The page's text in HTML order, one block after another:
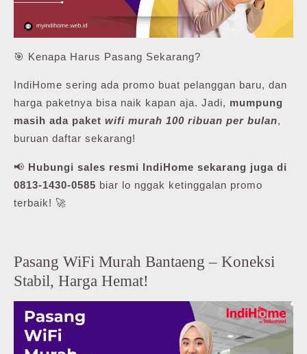
🎯 Kenapa Harus Pasang Sekarang?
IndiHome sering ada promo buat pelanggan baru, dan
harga paketnya bisa naik kapan aja. Jadi, mumpung
masih ada paket wifi murah 100 ribuan per bulan,
buruan daftar sekarang!
📢 Hubungi sales resmi IndiHome sekarang juga di
0813-1430-0585 biar lo nggak ketinggalan promo
terbaik! 🚀
Pasang WiFi Murah Bantaeng – Koneksi
Stabil, Harga Hemat!